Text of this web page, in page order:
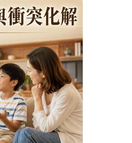
曲線、結實肌肉、消
、增進健康、預防
，瑜珈技能健美指
師、台北市東區電信
港)社區大學、臺北市
民生社區中心